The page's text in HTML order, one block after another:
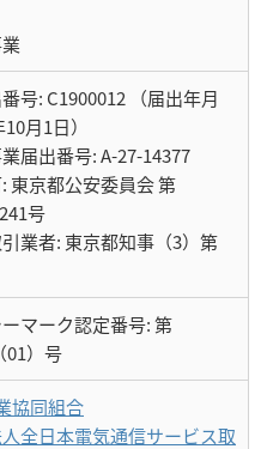
号: C1900012 （届出年月
月1日）
届出番号: A-27-14377
東京都公安委員会 第
号
業者: 東京都知事（3）第
マーク認定番号: 第
01）号
協同組合
全日本電気通信サービス取